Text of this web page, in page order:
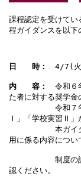
課程認定を受けてい
日　　時： 4/7(
内　　容： 令和６
た者に対する奨学金
令和７年度か
Ⅰ」「学校実習Ⅱ」
本ガイダンスは
用に係る内容につい
制度の詳細
認ください。